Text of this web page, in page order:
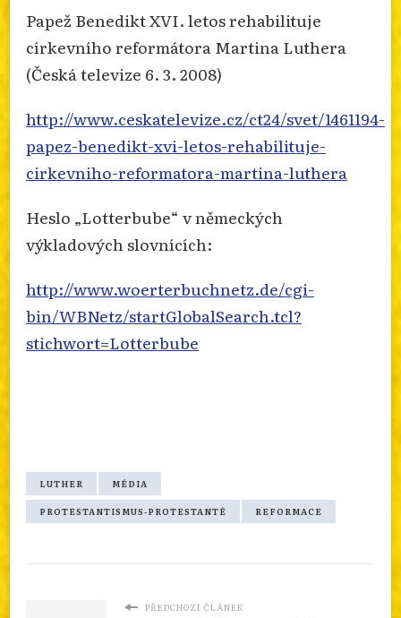
Papež Benedikt XVI. letos rehabilituje
církevního reformátora Martina Luthera
(Česká televize 6. 3. 2008)
http://www.ceskatelevize.cz/ct24/svet/1461194-
papez-benedikt-xvi-letos-rehabilituje-
cirkevniho-reformatora-martina-luthera
Heslo „Lotterbube“ v německých
výkladových slovnících:
http://www.woerterbuchnetz.de/cgi-
bin/WBNetz/startGlobalSearch.tcl?
stichwort=Lotterbube
LUTHER MÉDIA
PROTESTANTISMUS-PROTESTANTÉ REFORMACE
PŘEDCHOZÍ ČLÁNEK